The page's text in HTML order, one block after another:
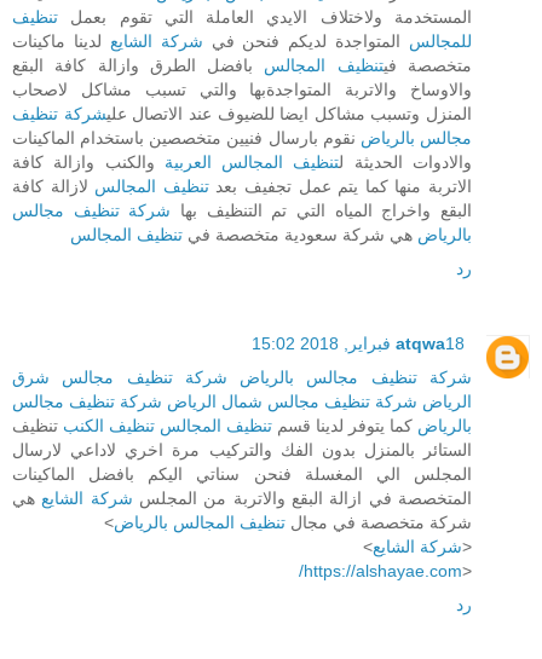
المستخدمة ولاختلاف الايدي العاملة التي تقوم بعمل تنظيف
للمجالس المتواجدة لديكم فنحن في شركة الشايع لدينا ماكينات
متخصصة فيتنظيف المجالس بافضل الطرق وازالة كافة البقع
والاوساخ والاتربة المتواجدةبها والتي تسبب مشاكل لاصحاب
المنزل وتسبب مشاكل ايضا للضيوف عند الاتصال عليشركة تنظيف
مجالس بالرياض نقوم بارسال فنيين متخصصين باستخدام الماكينات
والادوات الحديثة لتنظيف المجالس العربية والكنب وازالة كافة
الاتربة منها كما يتم عمل تجفيف بعدتنظيف المجالس لازالة كافة
البقع واخراج المياه التي تم التنظيف بها شركة تنظيف مجالس
بالرياض هي شركة سعودية متخصصة في تنظيف المجالس
رد
atqwa18 فبراير, 2018 15:02
شركة تنظيف مجالس بالرياض
شركة تنظيف مجالس شرق
الرياض شركة تنظيف مجالس شمال الرياض شركة تنظيف مجالس
بالرياض كما يتوفر لدينا قسم تنظيف المجالس تنظيف الكنب تنظيف
الستائر بالمنزل بدون الفك والتركيب مرة اخري لاداعي لارسال
المجلس الي المغسلة فنحن سناتي اليكم بافضل الماكينات
المتخصصة في ازالة البقع والاتربة من المجلس شركة الشايع هي
شركة متخصصة في مجال تنظيف المجالس بالرياض>
<شركة الشايع>
<
https://alshayae.com/
رد